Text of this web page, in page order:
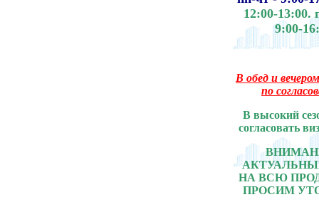
12:00-13:00.
9:00-
В обед и
по
В высокий
согласовать
НА ВСЮ
ПРОСИМ